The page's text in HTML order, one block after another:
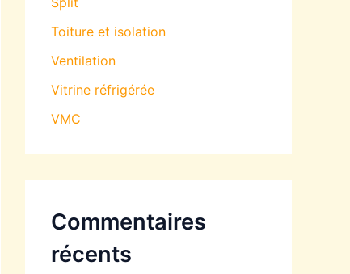
Toiture et isolation
Ventilation
Vitrine réfrigérée
VMC
Commentaires
récents